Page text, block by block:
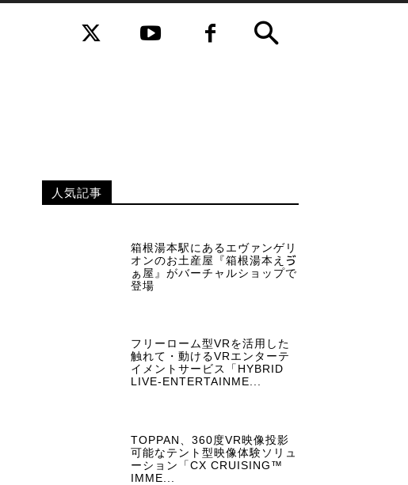
人気記事
箱根湯本駅にあるエヴァンゲリ
オンのお土産屋『箱根湯本えゔ
ぁ屋』がバーチャルショップで
登場
フリーローム型VRを活用した
触れて・動けるVRエンターテ
イメントサービス「HYBRID
LIVE-ENTERTAINME...
TOPPAN、360度VR映像投影
可能なテント型映像体験ソリュ
ーション「CX CRUISING™
IMME...